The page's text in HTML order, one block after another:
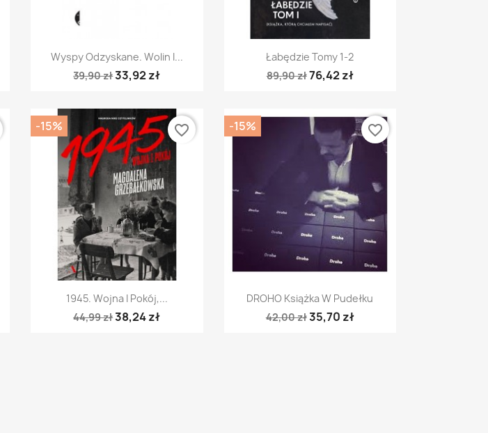
Szybki podgląd
Wyspy Odzyskane. Wolin I...
39,90 zł33,92 zł
Szybki podgląd
Łabędzie Tomy 1-2
89,90 zł76,42 zł
Szybki podgląd
1945. Wojna I Pokój,...
44,99 zł38,24 zł
-15% favorite_border
Szybki podgląd
DROHO Książka W Pudełku
42,00 zł35,70 zł
-15% favorite_border